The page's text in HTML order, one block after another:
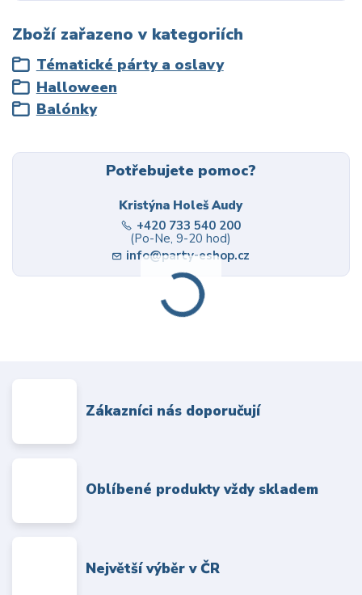
Zboží zařazeno v kategoriích
Tématické párty a oslavy
Halloween
Balónky
Potřebujete pomoc?
Kristýna Holeš Audy
+420 733 540 200
(Po-Ne, 9-20 hod)
info@party-eshop.cz
Zákazníci nás doporučují
Oblíbené produkty vždy skladem
Největší výběr v ČR